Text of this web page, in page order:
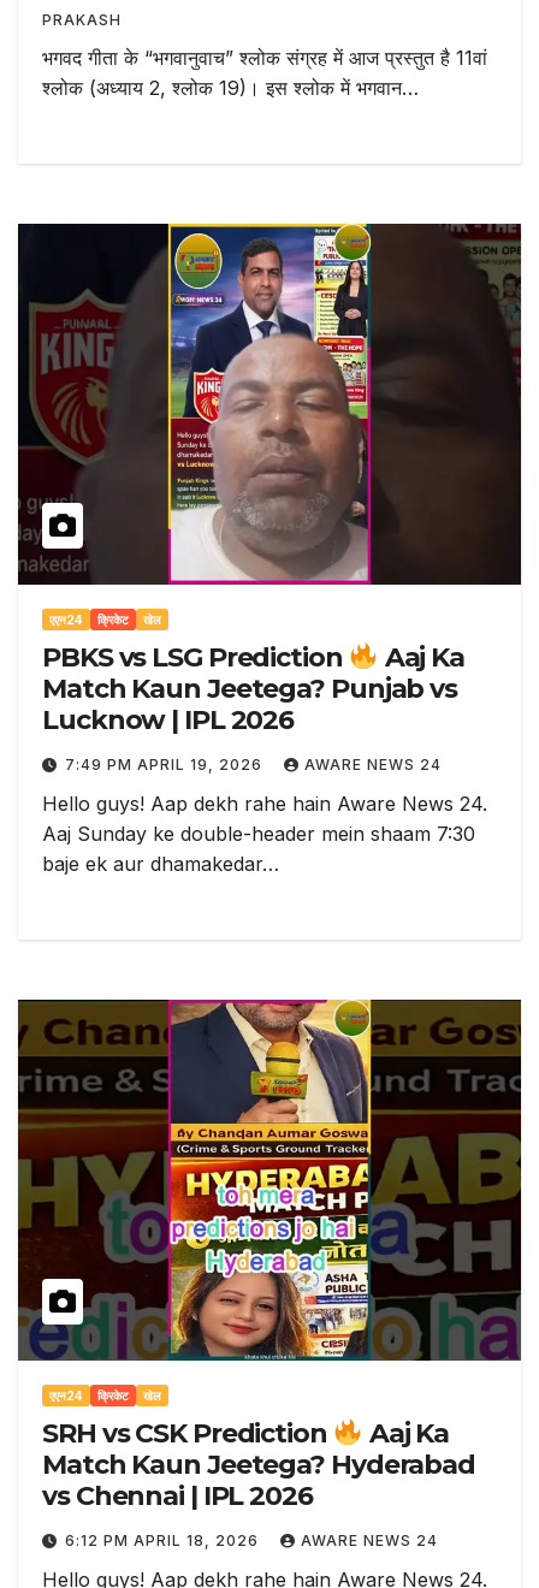
PRAKASH
भगवद गीता के “भगवानुवाच” श्लोक संग्रह में आज प्रस्तुत है 11वां
श्लोक (अध्याय 2, श्लोक 19)। इस श्लोक में भगवान…
एएन24 क्रिकेट खेल
PBKS vs LSG Prediction
Aaj Ka
Match Kaun Jeetega? Punjab vs
Lucknow | IPL 2026
7:49 PM APRIL 19, 2026 AWARE NEWS 24
Hello guys! Aap dekh rahe hain Aware News 24.
Aaj Sunday ke double-header mein shaam 7:30
baje ek aur dhamakedar…
एएन24 क्रिकेट खेल
SRH vs CSK Prediction
Aaj Ka
Match Kaun Jeetega? Hyderabad
vs Chennai | IPL 2026
6:12 PM APRIL 18, 2026 AWARE NEWS 24
Hello guys! Aap dekh rahe hain Aware News 24.